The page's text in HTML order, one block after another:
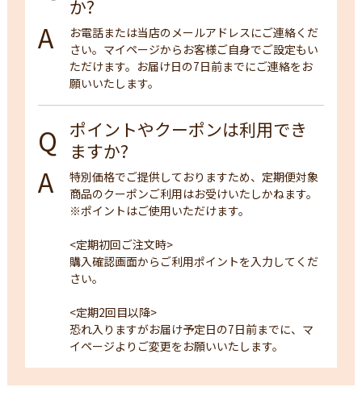
か?
お電話または当店のメールアドレスにご連絡くだ
さい。マイページからお客様ご自身でご設定もい
ただけます。お届け日の7日前までにご連絡をお
願いいたします。
ポイントやクーポンは利用でき
ますか?
特別価格でご提供しておりますため、定期便対象
商品のクーポンご利用はお受けいたしかねます。
※ポイントはご使用いただけます。
<定期初回ご注文時>
購入確認画面からご利用ポイントを入力してくだ
さい。
<定期2回目以降>
恐れ入りますがお届け予定日の7日前までに、マ
イページよりご変更をお願いいたします。